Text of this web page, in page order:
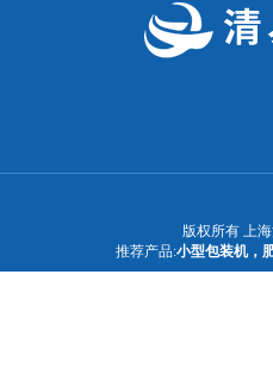
版权所有 上
推荐产品:小型包装机，